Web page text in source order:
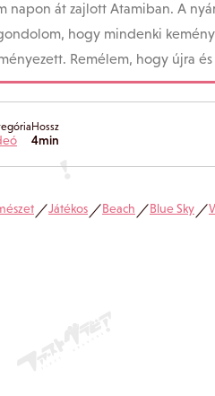
napon át zajlott Atamiban. A
hogy mindenki
Remélem, hogy újra
Hossz
4min
／Játékos／Beach ／Blue Sky／